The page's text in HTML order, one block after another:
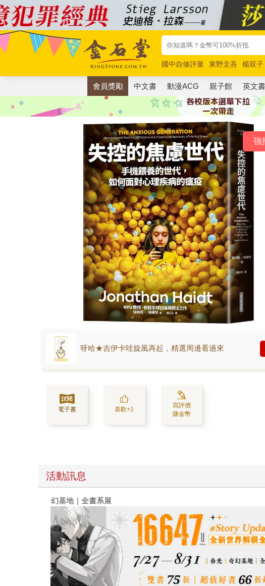
國中自修評量 東野圭吾 楊双子
唯紅花綻放
奧德賽 路邊攤新作
會員獎勵 中文書 動漫ACG 親子館 英文書
強
呀哈★吉伊卡哇旋風再起，精選周邊看過來
電子書 喜歡+1
寫評價
賺金幣
活動訊息
春光ｘ奇幻基地｜全書系展